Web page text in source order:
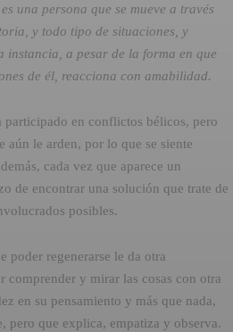
una persona que se mueve a través
y todo tipo de situaciones, y
instancia, a pesar de la forma en que
de él, reacciona con amabilidad.
participado en conflictos bélicos, pero
aún le arden, por lo que se siente
cada vez que aparece un
de encontrar una solución que trate de
posibles.
poder regenerarse le da otra
y mirar las cosas con otra
en su pensamiento y más que nada,
pero que explica, empatiza y observa.